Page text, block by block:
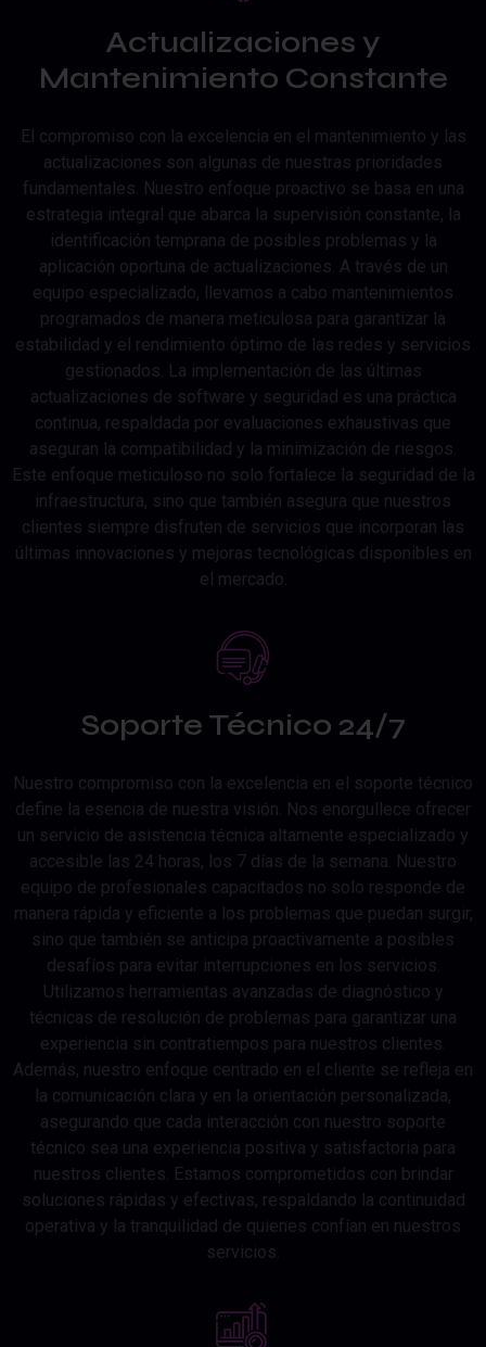
Actualizaciones y
Mantenimiento Constante
El compromiso con la excelencia en el mantenimiento y las
actualizaciones son algunas de nuestras prioridades
fundamentales. Nuestro enfoque proactivo se basa en una
estrategia integral que abarca la supervisión constante, la
identificación temprana de posibles problemas y la
aplicación oportuna de actualizaciones. A través de un
equipo especializado, llevamos a cabo mantenimientos
programados de manera meticulosa para garantizar la
estabilidad y el rendimiento óptimo de las redes y servicios
gestionados. La implementación de las últimas
actualizaciones de software y seguridad es una práctica
continua, respaldada por evaluaciones exhaustivas que
aseguran la compatibilidad y la minimización de riesgos.
Este enfoque meticuloso no solo fortalece la seguridad de la
infraestructura, sino que también asegura que nuestros
clientes siempre disfruten de servicios que incorporan las
últimas innovaciones y mejoras tecnológicas disponibles en
el mercado.
Soporte Técnico 24/7
Nuestro compromiso con la excelencia en el soporte técnico
define la esencia de nuestra visión. Nos enorgullece ofrecer
un servicio de asistencia técnica altamente especializado y
accesible las 24 horas, los 7 días de la semana. Nuestro
equipo de profesionales capacitados no solo responde de
manera rápida y eficiente a los problemas que puedan surgir,
sino que también se anticipa proactivamente a posibles
desafíos para evitar interrupciones en los servicios.
Utilizamos herramientas avanzadas de diagnóstico y
técnicas de resolución de problemas para garantizar una
experiencia sin contratiempos para nuestros clientes.
Además, nuestro enfoque centrado en el cliente se refleja en
la comunicación clara y en la orientación personalizada,
asegurando que cada interacción con nuestro soporte
técnico sea una experiencia positiva y satisfactoria para
nuestros clientes. Estamos comprometidos con brindar
soluciones rápidas y efectivas, respaldando la continuidad
operativa y la tranquilidad de quienes confían en nuestros
servicios.